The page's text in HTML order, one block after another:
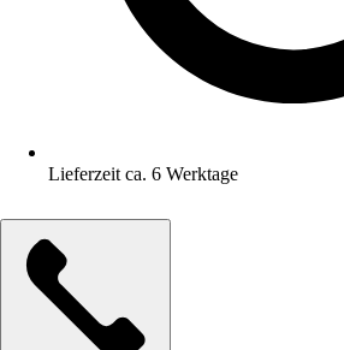
Lieferzeit ca. 6 Werktage